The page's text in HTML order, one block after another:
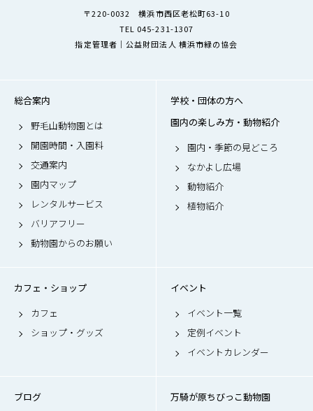
〒220-0032 横浜市西区老松町63-10
TEL 045-231-1307
指定管理者｜公益財団法人 横浜市緑の協会
総合案内
野毛山動物園とは
開園時間・入園料
交通案内
園内マップ
レンタルサービス
バリアフリー
動物園からのお願い
学校・団体の方へ
園内の楽しみ方・動物紹介
園内・季節の見どころ
なかよし広場
動物紹介
植物紹介
カフェ・ショップ
カフェ
ショップ・グッズ
イベント
イベント一覧
定例イベント
イベントカレンダー
ブログ
万騎が原ちびっこ動物園